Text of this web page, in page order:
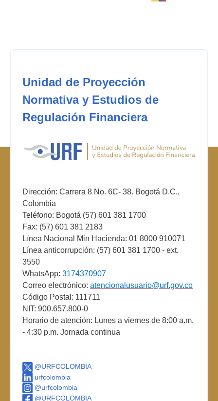
Unidad de Proyección
Normativa y Estudios de
Regulación Financiera
Dirección: Carrera 8 No. 6C- 38. Bogotá D.C.,
Colombia
Teléfono: Bogotá (57) 601 381 1700
Fax: (57) 601 381 2183
Línea Nacional Min Hacienda: 01 8000 910071
Línea anticorrupción: (57) 601 381 1700 - ext.
3550
WhatsApp: 3174370907
Correo electrónico: atencionalusuario@urf.gov.co
Código Postal: 111711
NIT: 900.657.800-0
Horario de atención: Lunes a viernes de 8:00 a.m.
- 4:30 p.m. Jornada continua
@URFCOLOMBIA
urfcolombia
@urfcolombia
@URFCOLOMBIA